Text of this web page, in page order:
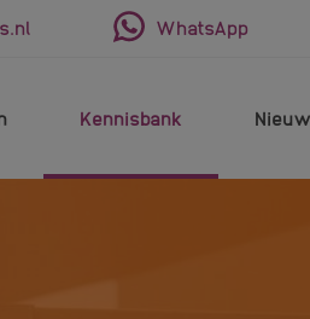
WhatsApp
Kennisbank